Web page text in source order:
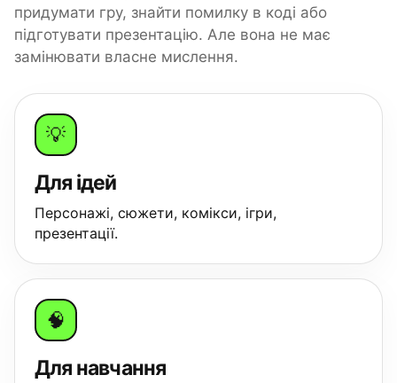
придумати гру, знайти помилку в коді або
підготувати презентацію. Але вона не має
замінювати власне мислення.
💡
Для ідей
Персонажі, сюжети, комікси, ігри,
презентації.
🧠
Для навчання